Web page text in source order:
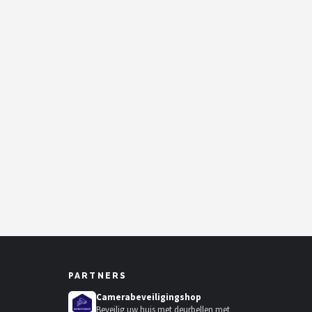
PARTNERS
Camerabeveiligingshop
Beveilig uw huis met deurbellen met